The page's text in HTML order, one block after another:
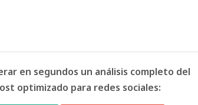
en segundos un análisis completo del
optimizado para redes sociales: